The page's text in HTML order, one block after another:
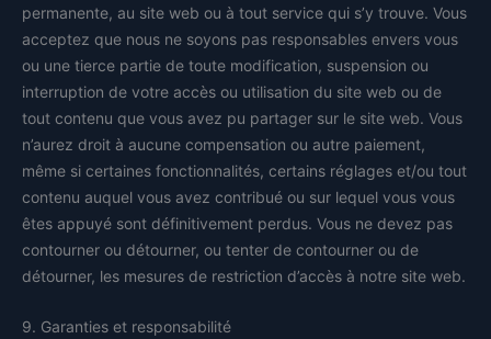
permanente, au site web ou à tout service qui s’y trouve. Vous
acceptez que nous ne soyons pas responsables envers vous
ou une tierce partie de toute modification, suspension ou
interruption de votre accès ou utilisation du site web ou de
tout contenu que vous avez pu partager sur le site web. Vous
n’aurez droit à aucune compensation ou autre paiement,
même si certaines fonctionnalités, certains réglages et/ou tout
contenu auquel vous avez contribué ou sur lequel vous vous
êtes appuyé sont définitivement perdus. Vous ne devez pas
contourner ou détourner, ou tenter de contourner ou de
détourner, les mesures de restriction d’accès à notre site web.
9. Garanties et responsabilité